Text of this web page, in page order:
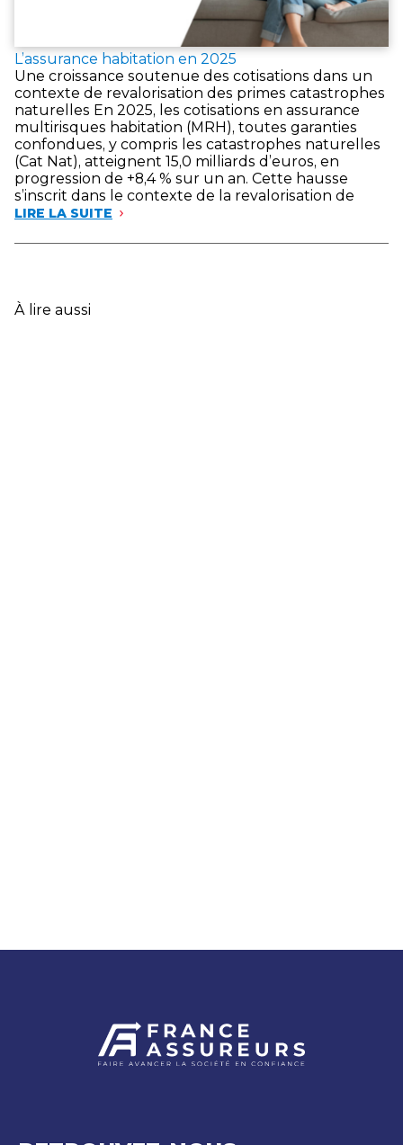
L’assurance habitation en 2025
Une croissance soutenue des cotisations dans un
contexte de revalorisation des primes catastrophes
naturelles En 2025, les cotisations en assurance
multirisques habitation (MRH), toutes garanties
confondues, y compris les catastrophes naturelles
(Cat Nat), atteignent 15,0 milliards d’euros, en
progression de +8,4 % sur un an. Cette hausse
s’inscrit dans le contexte de la revalorisation de
LIRE LA SUITE
À lire aussi